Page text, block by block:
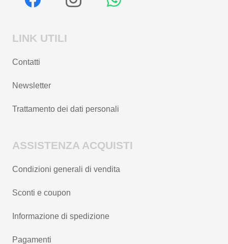
LINK UTILI
Contatti
Newsletter
Trattamento dei dati personali
ASSISTENZA ACQUISTI
Condizioni generali di vendita
Sconti e coupon
Informazione di spedizione
Pagamenti